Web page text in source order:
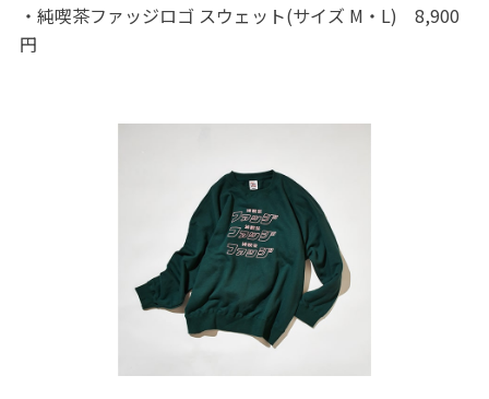
・純喫茶ファッジロゴ スウェット(サイズ M・L) 8,900
円